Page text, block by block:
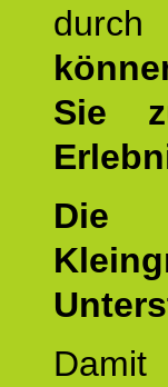
Sie
Die